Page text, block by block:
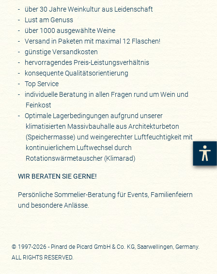
über 30 Jahre Weinkultur aus Leidenschaft
Lust am Genuss
über 1000 ausgewählte Weine
Versand in Paketen mit maximal 12 Flaschen!
günstige Versandkosten
hervorragendes Preis-Leistungsverhältnis
konsequente Qualitätsorientierung
Top Service
individuelle Beratung in allen Fragen rund um Wein und
Feinkost
Optimale Lagerbedingungen aufgrund unserer
klimatisierten Massivbauhalle aus Architekturbeton
(Speichermasse) und weingerechter Luftfeuchtigkeit mit
kontinuierlichem Luftwechsel durch
Rotationswärmetauscher (Klimarad)
WIR BERATEN SIE GERNE!
Persönliche Sommelier-Beratung für Events, Familienfeiern
und besondere Anlässe.
© 1997-2026 - Pinard de Picard GmbH & Co. KG, Saarwellingen, Germany.
ALL RIGHTS RESERVED.